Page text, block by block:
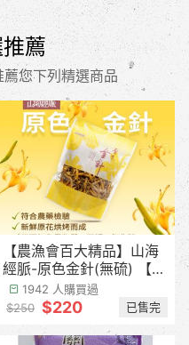
薦
您下列精選商品
【農漁會百大精品】山海
經脈-原色金針(無硫) 【產
季預計8月中下旬】
1942 人購買過
$250 $220 已售完